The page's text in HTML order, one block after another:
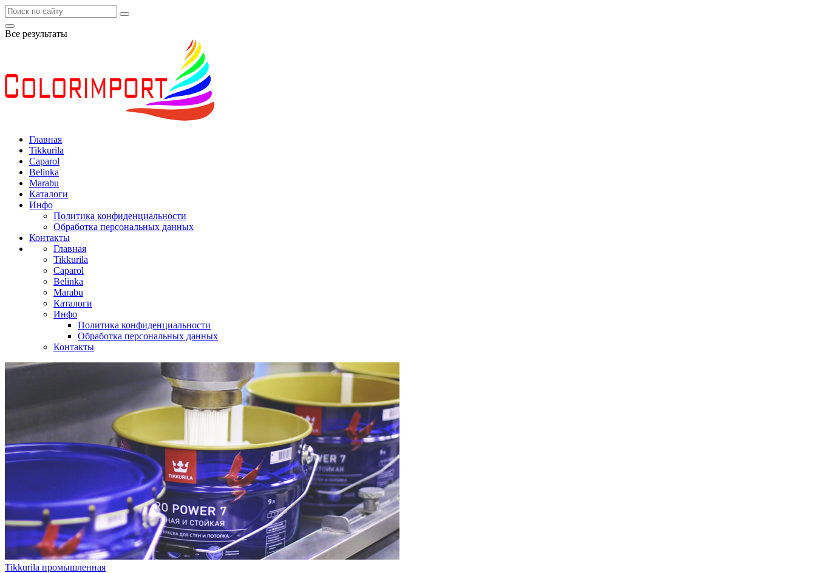
Все результаты
Главная
Tikkurila
Caparol
Belinka
Marabu
Каталоги
Инфо
Политика конфиденциальности
Обработка персональных данных
Контакты
Главная
Tikkurila
Caparol
Belinka
Marabu
Каталоги
Инфо
Политика конфиденциальности
Обработка персональных данных
Контакты
Tikkurila промышленная